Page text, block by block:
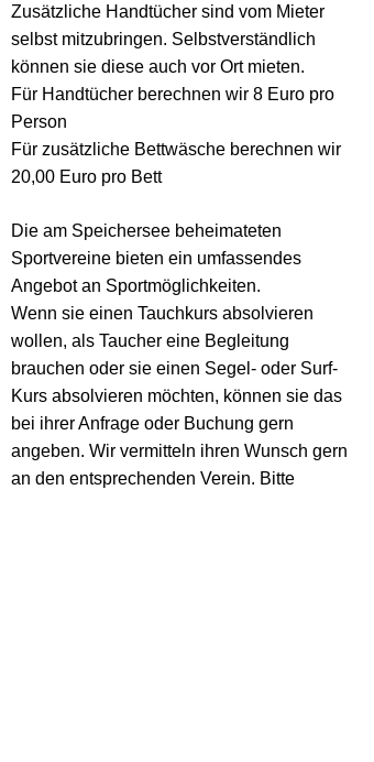
Zusätzliche Handtücher sind vom Mieter
selbst mitzubringen. Selbstverständlich
können sie diese auch vor Ort mieten.
Für Handtücher berechnen wir 8 Euro pro
Person
Für zusätzliche Bettwäsche berechnen wir
20,00 Euro pro Bett
Die am Speichersee beheimateten
Sportvereine bieten ein umfassendes
Angebot an Sportmöglichkeiten.
Wenn sie einen Tauchkurs absolvieren
wollen, als Taucher eine Begleitung
brauchen oder sie einen Segel- oder Surf-
Kurs absolvieren möchten, können sie das
bei ihrer Anfrage oder Buchung gern
angeben. Wir vermitteln ihren Wunsch gern
an den entsprechenden Verein. Bitte